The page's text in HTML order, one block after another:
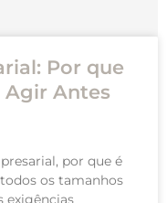
Por que
Agir Antes
por que é
os tamanhos
exigências